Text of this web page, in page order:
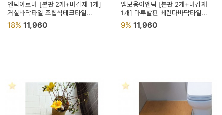
엔틱아로마 [본판 2개+마감재 1개]
거실바닥타일 조립식테크타일
셀프인테리어바닥 우드패턴타일
18% 11,960
엠보옹이엔틱 [본판 2개+마감재
1개] 마루발판 베란다바닥타일
베란다마루타일 우드타일
9% 11,960